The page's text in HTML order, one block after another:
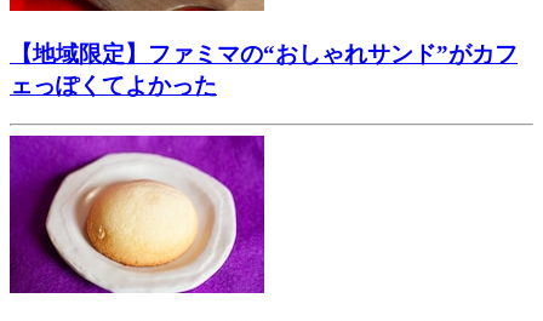
【地域限定】ファミマの“おしゃれサンド”がカフ
ェっぽくてよかった